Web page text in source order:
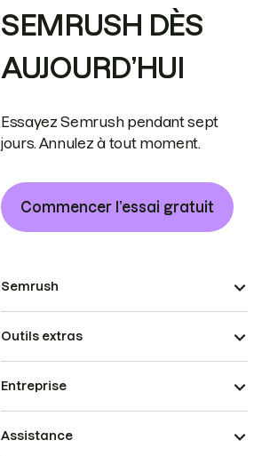
SEMRUSH DÈS
AUJOURD’HUI
Essayez Semrush pendant sept
jours. Annulez à tout moment.
Commencer l’essai gratuit
Semrush
Outils extras
Entreprise
Assistance